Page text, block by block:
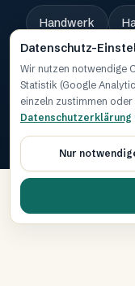
Handwerk
Datenschutz-
Wir nutzen notwendige
Statistik (Google
einzeln zustimmen
Datenschutzerklärung
Nur